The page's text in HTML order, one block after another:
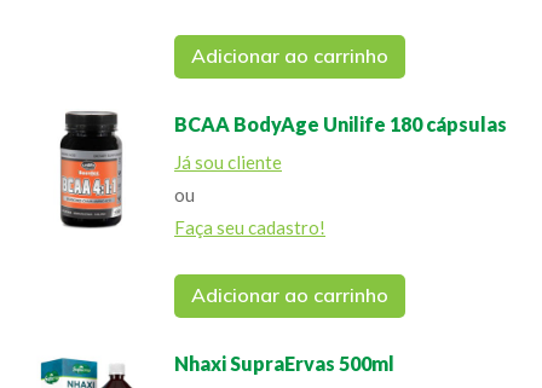
Adicionar ao carrinho
BCAA BodyAge Unilife 180 cápsulas
Já sou cliente
ou
Faça seu cadastro!
Adicionar ao carrinho
Nhaxi SupraErvas 500ml